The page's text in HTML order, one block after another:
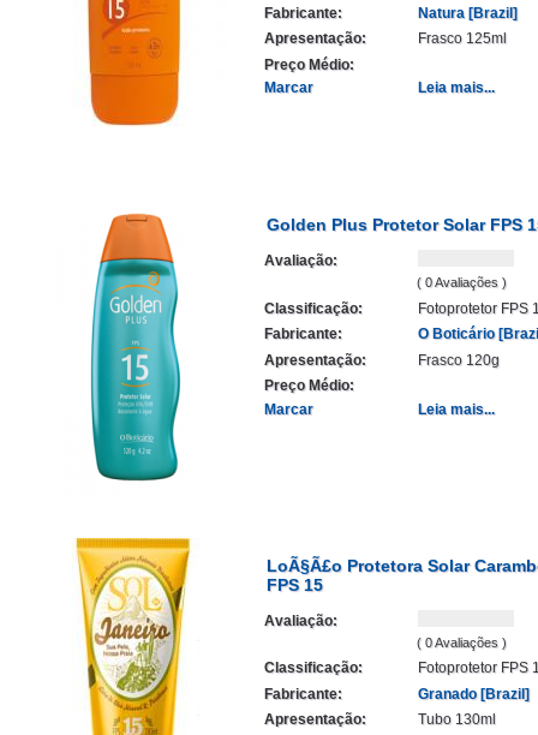
Fabricante:
Natura [Brazil]
Apresentação:
Frasco 125ml
Preço Médio:
Marcar
Leia mais...
Golden Plus Protetor Solar FPS
Avaliação:
( 0 Avaliações )
Classificação:
Fotoprotetor FPS
Fabricante:
O Boticário
Apresentação:
Frasco 120g
Preço Médio:
Marcar
Leia mais...
LoÃ§Ã£o Protetora Solar
FPS 15
Avaliação:
( 0 Avaliações )
Classificação:
Fotoprotetor FPS
Fabricante:
Granado [Brazil]
Apresentação:
Tubo 130ml